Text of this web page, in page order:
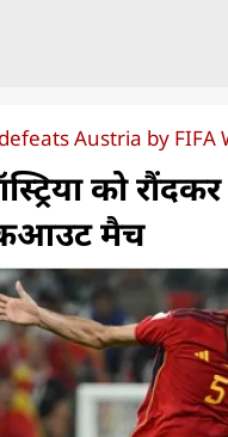
Austria by FIFA
को
मैच